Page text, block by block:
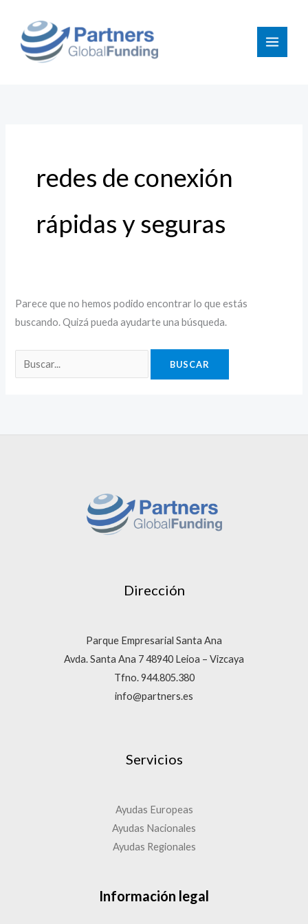
contenido
redes de conexión
rápidas y seguras
Parece que no hemos podido encontrar lo que estás
buscando. Quizá pueda ayudarte una búsqueda.
por:
Dirección
Parque Empresarial Santa Ana
Avda. Santa Ana 7 48940 Leioa – Vizcaya
Tfno. 944.805.380
info@partners.es
Servicios
Ayudas Europeas
Ayudas Nacionales
Ayudas Regionales
Información legal